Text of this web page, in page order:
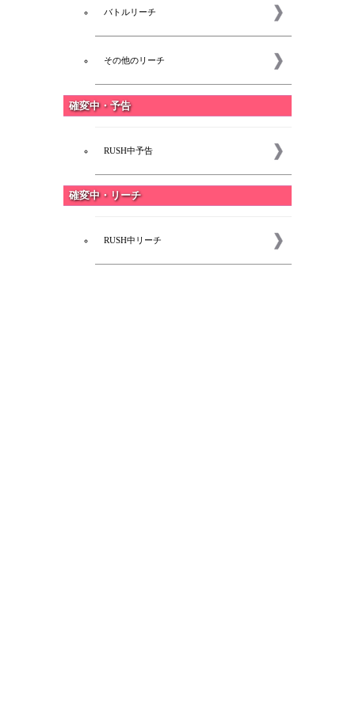
バトルリーチ
その他のリーチ
確変中・予告
RUSH中予告
確変中・リーチ
RUSH中リーチ